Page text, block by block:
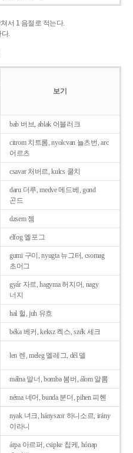
서 1 음절로 적는다.
다.
보기
bab 버브, ablak 어블러크
citrom 치트롬, nyolcvan 뇰츠번, arc
어르츠
csavar 처버르, kulcs 쿨치
daru 더루, medve 메드베, gond
곤드
dzsem 젬
elfog 엘포그
gumi 구미, nyugta 뉴그터, csomag
초머그
gyár 자르, hagyma 허지머, nagy
너지
hal 헐, juh 유흐
béka 베커, keksz 켁스, szék 세크
len 렌, meleg 멜레그, dél 델
málna 말너, bomba 봄버, álom 알롬
néma 네머, bunda 분더, pihen 피헨
nyak 녀크, hányszor 하니소르, irány
이라니
árpa 아르퍼, csipke 칩케, hónap